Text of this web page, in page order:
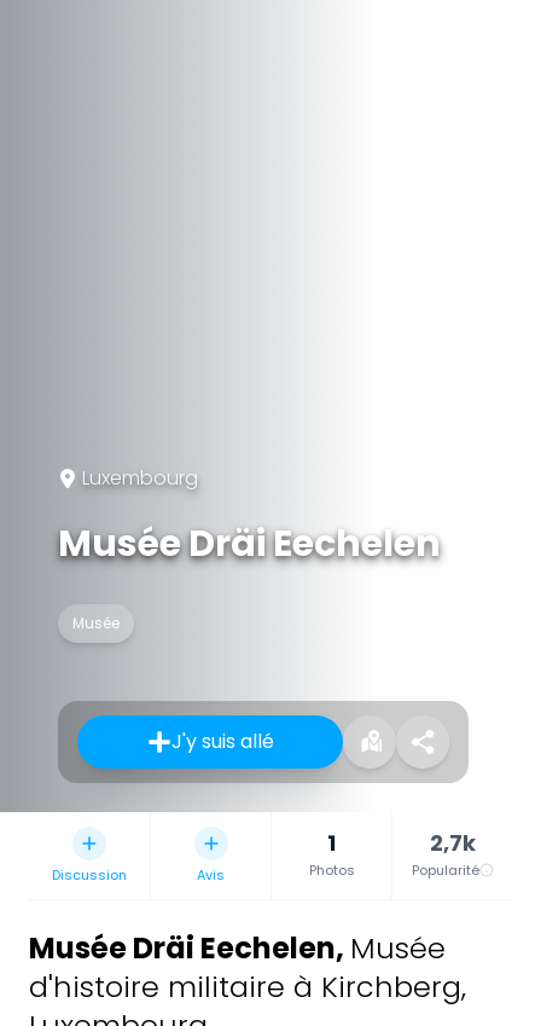
Luxembourg
Musée Dräi Eechelen
Musée
J'y suis allé
Discussion Avis
1
Photos
2,7k
Popularité
Musée Dräi Eechelen, Musée
d'histoire militaire à Kirchberg,